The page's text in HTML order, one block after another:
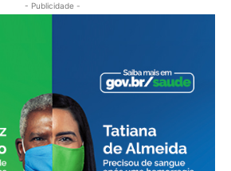
- Publicidade -